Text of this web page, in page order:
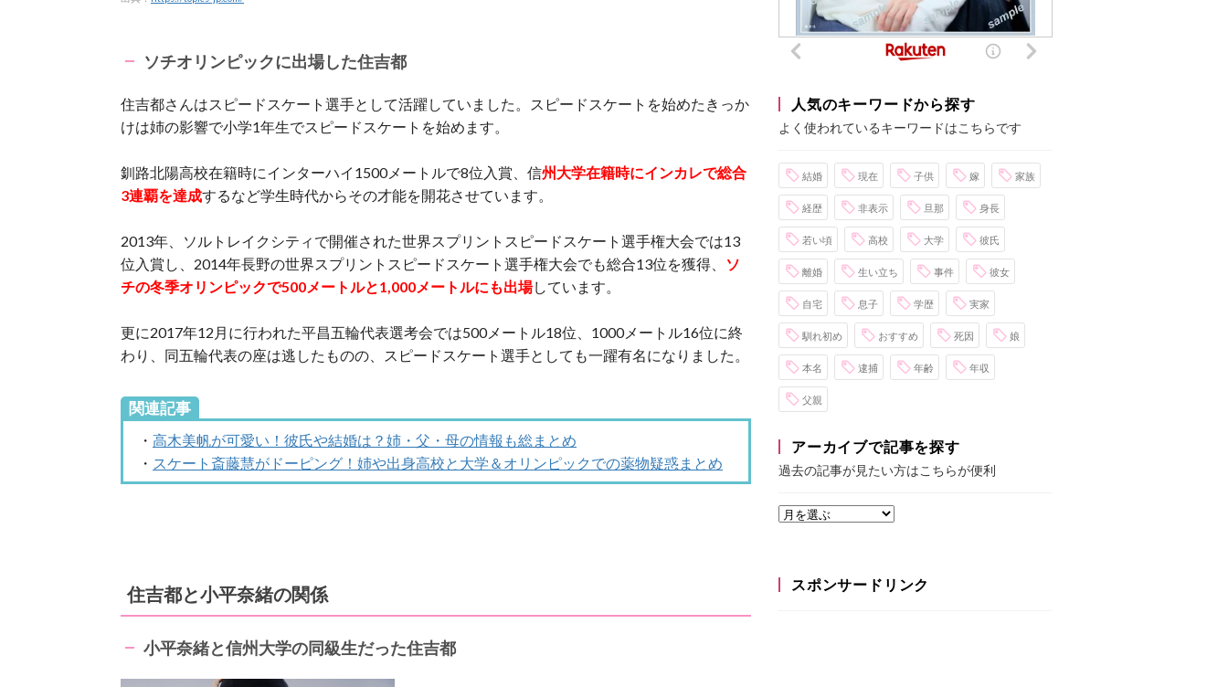
ソチオリンピックに出場した住吉都
住吉都さんはスピードスケート選手として活躍していました。スピードスケートを始めたきっか
けは姉の影響で小学1年生でスピードスケートを始めます。
釧路北陽高校在籍時にインターハイ1500メートルで8位入賞、信州大学在籍時にインカレで総合
3連覇を達成するなど学生時代からその才能を開花させています。
2013年、ソルトレイクシティで開催された世界スプリントスピードスケート選手権大会では13
位入賞し、2014年長野の世界スプリントスピードスケート選手権大会でも総合13位を獲得、
ソ
チの冬季オリンピックで500メートルと1,000メートルにも出場しています。
更に2017年12月に行われた平昌五輪代表選考会では500メートル18位、1000メートル16位に終
わり、同五輪代表の座は逃したものの、スピードスケート選手としても一躍有名になりました。
関連記事
・ 高木美帆が可愛い！彼氏や結婚は？姉・父・母の情報も総まとめ
・ スケート斎藤慧がドーピング！姉や出身高校と大学＆オリンピックでの薬物疑惑まとめ
住吉都と小平奈緒の関係
小平奈緒と信州大学の同級生だった住吉都
人気のキーワードから探す
よく使われているキーワードはこちらです
結婚 現在 子供 嫁 家族
経歴 非表示 旦那 身長
若い頃 高校 大学 彼氏
離婚 生い立ち 事件 彼女
自宅 息子 学歴 実家
馴れ初め おすすめ 死因 娘
本名 逮捕 年齢 年収
父親
アーカイブで記事を探す
過去の記事が見たい方はこちらが便利
スポンサードリンク